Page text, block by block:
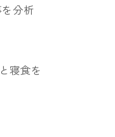
分析
寝食を